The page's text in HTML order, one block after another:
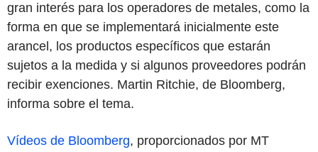
gran interés para los operadores de metales, como la
forma en que se implementará inicialmente este
arancel, los productos específicos que estarán
sujetos a la medida y si algunos proveedores podrán
recibir exenciones. Martin Ritchie, de Bloomberg,
informa sobre el tema.
Vídeos de Bloomberg, proporcionados por MT